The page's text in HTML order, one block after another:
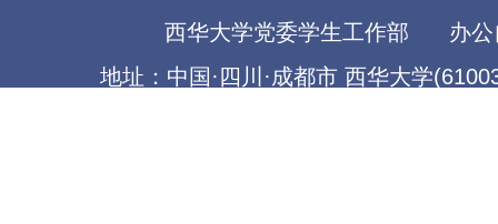
西华大学党委学生工作部
办
地址：中国·四川·成都市 西华大学